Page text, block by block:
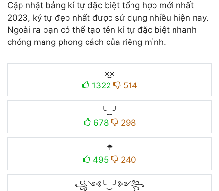
Cập nhật bảng kí tự đặc biệt tổng hợp mới nhất
2023, ký tự đẹp nhất được sử dụng nhiều hiện nay.
Ngoài ra bạn có thể tạo tên kí tự đặc biệt nhanh
chóng mang phong cách của riêng mình.
×͜×
1322
514
╰‿╯
678
298
☂
495
240
꧁༺╰‿╯༻꧂